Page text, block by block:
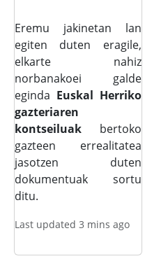
Eremu jakinetan lan
egiten duten eragile,
elkarte nahiz
norbanakoei galde
eginda Euskal Herriko
gazteriaren
kontseiluak bertoko
gazteen errealitatea
jasotzen duten
dokumentuak sortu
ditu.
Last updated 3 mins ago